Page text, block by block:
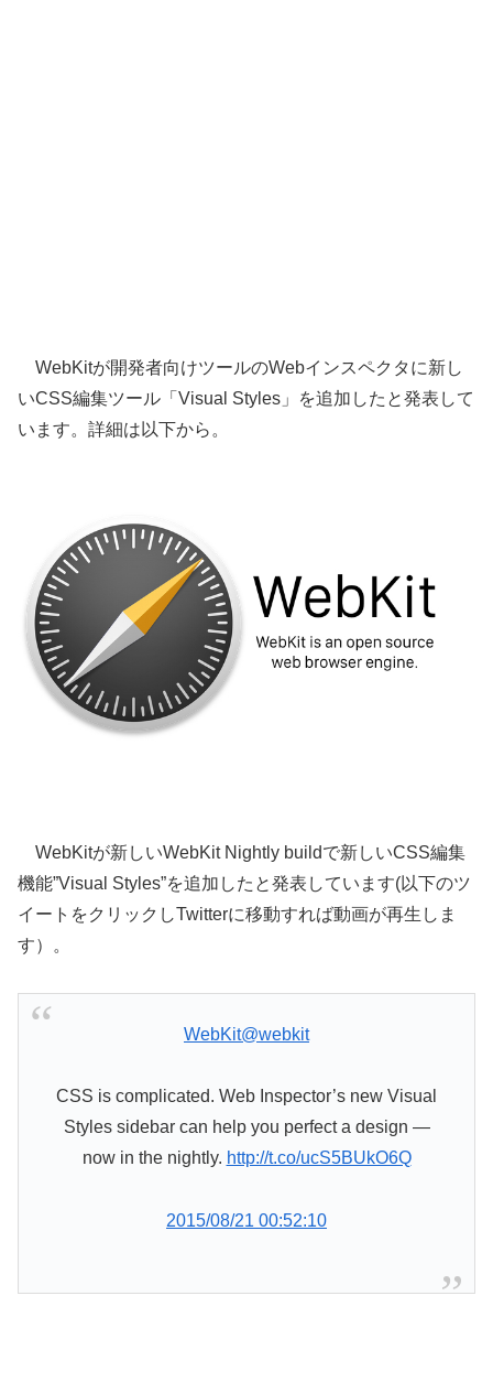
WebKitが開発者向けツールのWebインスペクタに新し
いCSS編集ツール「Visual Styles」を追加したと発表して
います。詳細は以下から。
WebKitが新しいWebKit Nightly buildで新しいCSS編集
機能”Visual Styles”を追加したと発表しています(以下のツ
イートをクリックしTwitterに移動すれば動画が再生しま
す）。
WebKit@webkit
CSS is complicated. Web Inspector’s new Visual
Styles sidebar can help you perfect a design —
now in the nightly. http://t.co/ucS5BUkO6Q
2015/08/21 00:52:10